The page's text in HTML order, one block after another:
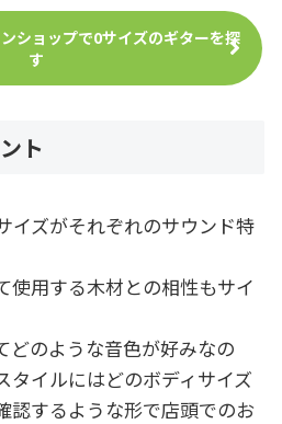
ショップで0サイズのギターを探
す
ト
イズがそれぞれのサウンド特
使用する木材との相性もサイ
どのような音色が好みなの
タイルにはどのボディサイズ
認するような形で店頭でのお